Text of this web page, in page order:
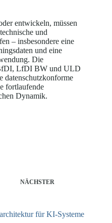
entwickeln, müssen
und
– insbesondere eine
und eine
Die
LfDI BW und ULD
datenschutzkonforme
fortlaufende
Dynamik.
NÄCHSTER